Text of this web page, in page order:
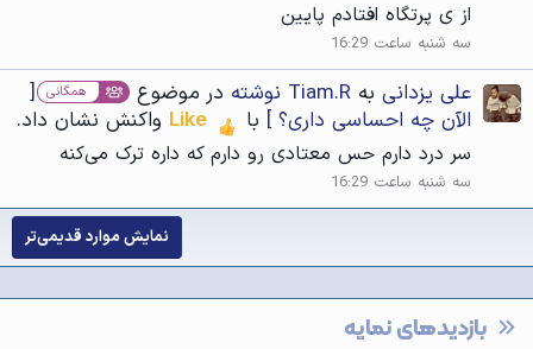
از ی پرتگاه افتادم پایین
سه شنبه ساعت 16:29
علی یزدانی به Tiam.R نوشته در موضوع همگانی [
الآن چه احساسی داری؟ ] با Like واکنش نشان داد.
سر درد دارم حس معتادی رو دارم که داره ترک می‌کنه
سه شنبه ساعت 16:29
نمایش موارد قدیمی‌تر
بازدیدهای نمایه